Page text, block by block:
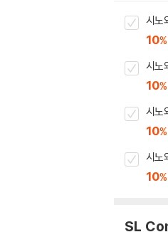
시노
10%
시노
10%
시노
10%
시노
10%
SL